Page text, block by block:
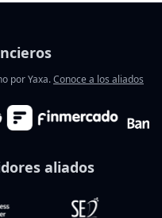
por Yaxa.Conoce a los aliados
aliados